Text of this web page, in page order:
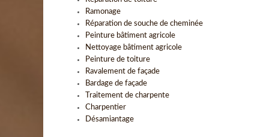
Ramonage
Réparation de souche de cheminée
Peinture bâtiment agricole
Nettoyage bâtiment agricole
Peinture de toiture
Ravalement de façade
Bardage de façade
Traitement de charpente
Charpentier
Désamiantage